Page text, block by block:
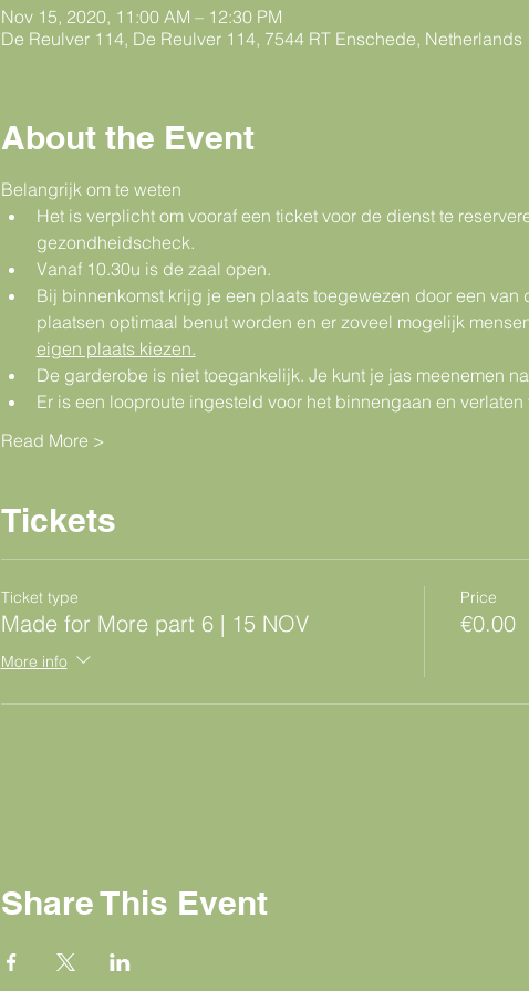
Nov 15, 2020, 11:00 AM – 12:30 PM
De Reulver 114, De Reulver 114, 7544 RT Enschede, Netherlands
About the Event
Belangrijk om te weten
Het is verplicht om vooraf een ticket voor de dienst te
gezondheidscheck.
Vanaf 10.30u is de zaal open.
Bij binnenkomst krijg je een plaats toegewezen door een
plaatsen optimaal benut worden en er zoveel mogelijk
eigen plaats kiezen.
De garderobe is niet toegankelijk. Je kunt je jas meenemen
Er is een looproute ingesteld voor het binnengaan en
Read More >
Tickets
Ticket type
Made for More part 6 | 15 NOV
More info
Price
€0.00
Share This Event